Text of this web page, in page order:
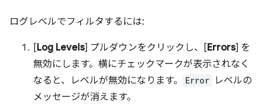
ログレベルでフィルタするには:
[Log Levels] プルダウンをクリックし、[Errors] を
無効にします。横にチェックマークが表示されなく
なると、レベルが無効になります。
Error レベルの
メッセージが消えます。